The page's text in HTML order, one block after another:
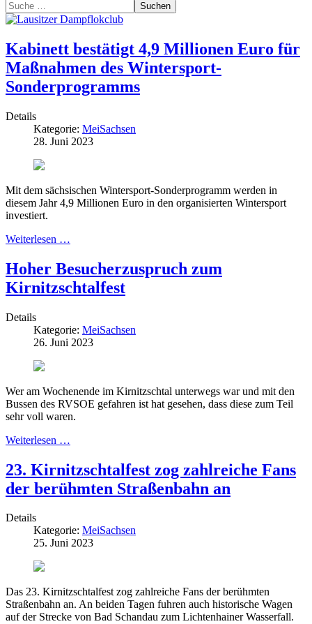
Suchen
Kabinett bestätigt 4,9 Millionen Euro für
Maßnahmen des Wintersport-
Sonderprogramms
Details
Kategorie: MeiSachsen
28. Juni 2023
Mit dem sächsischen Wintersport-Sonderprogramm werden in
diesem Jahr 4,9 Millionen Euro in den organisierten Wintersport
investiert.
Weiterlesen …
Hoher Besucherzuspruch zum
Kirnitzschtalfest
Details
Kategorie: MeiSachsen
26. Juni 2023
Wer am Wochenende im Kirnitzschtal unterwegs war und mit den
Bussen des RVSOE gefahren ist hat gesehen, dass diese zum Teil
sehr voll waren.
Weiterlesen …
23. Kirnitzschtalfest zog zahlreiche Fans
der berühmten Straßenbahn an
Details
Kategorie: MeiSachsen
25. Juni 2023
Das 23. Kirnitzschtalfest zog zahlreiche Fans der berühmten
Straßenbahn an. An beiden Tagen fuhren auch historische Wagen
auf der Strecke von Bad Schandau zum Lichtenhainer Wasserfall.